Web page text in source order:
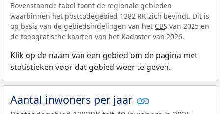
Bovenstaande tabel toont de regionale gebieden
waarbinnen het postcodegebied 1382 RK zich bevindt. Dit is
op basis van de gebiedsindelingen van het CBS van 2025 en
de topografische kaarten van het Kadaster van 2026.
Klik op de naam van een gebied om de pagina met
statistieken voor dat gebied weer te geven.
Aantal inwoners per jaar